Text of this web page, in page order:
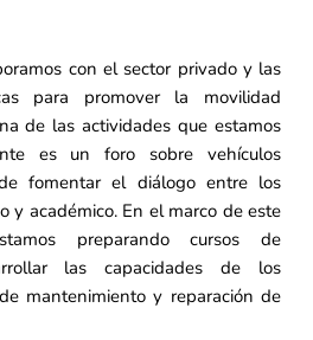
con el sector privado y las
para promover la movilidad
de las actividades que estamos
es un foro sobre vehículos
fomentar el diálogo entre los
y académico. En el marco de este
preparando cursos de
las capacidades de los
mantenimiento y reparación de